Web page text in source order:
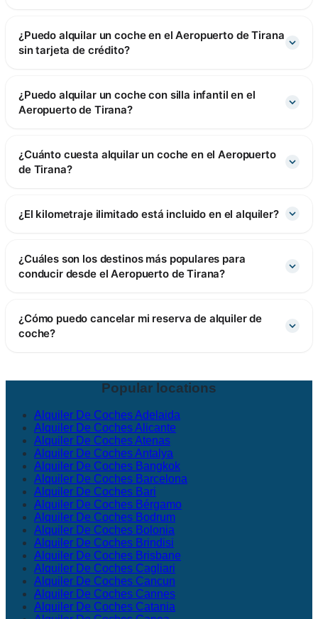
¿Puedo alquilar un coche en el Aeropuerto de Tirana
sin tarjeta de crédito?
¿Puedo alquilar un coche con silla infantil en el
Aeropuerto de Tirana?
¿Cuánto cuesta alquilar un coche en el Aeropuerto
de Tirana?
¿El kilometraje ilimitado está incluido en el alquiler?
¿Cuáles son los destinos más populares para
conducir desde el Aeropuerto de Tirana?
¿Cómo puedo cancelar mi reserva de alquiler de
coche?
Popular locations
Alquiler De Coches Adelaida
Alquiler De Coches Alicante
Alquiler De Coches Atenas
Alquiler De Coches Antalya
Alquiler De Coches Bangkok
Alquiler De Coches Barcelona
Alquiler De Coches Bari
Alquiler De Coches Bérgamo
Alquiler De Coches Bodrum
Alquiler De Coches Bolonia
Alquiler De Coches Brindisi
Alquiler De Coches Brisbane
Alquiler De Coches Cagliari
Alquiler De Coches Cancun
Alquiler De Coches Cannes
Alquiler De Coches Catania